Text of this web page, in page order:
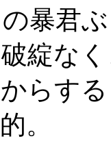
暴君
綻な
らす
。